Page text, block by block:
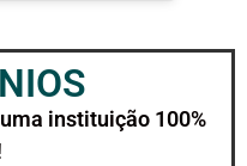
instituição 100%